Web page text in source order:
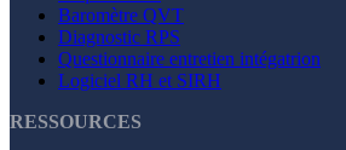
Baromètre QVT
Diagnostic RPS
Questionnaire entretien intégatrion
Logiciel RH et SIRH
RESSOURCES